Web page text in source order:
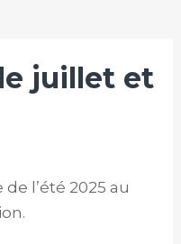
juillet et
l’été 2025 au